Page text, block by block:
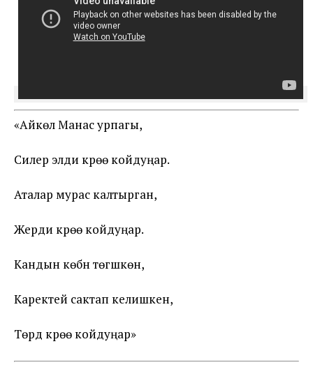
«Айкөл Манас урпагы,
Силер элди күрөө койдуңар.
Аталар мурас калтырган,
Жерди күрөө койдуңар.
Кандын көбүн төгүшкөн,
Каректей сактап келишкен,
Төрдү күрөө койдуңар»